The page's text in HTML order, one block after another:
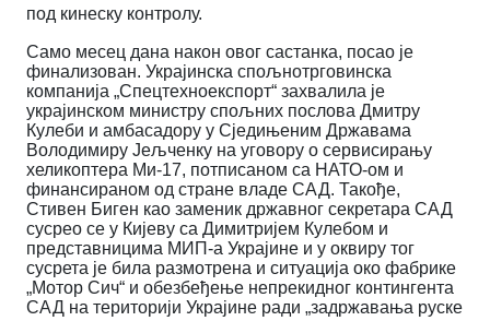
под кинеску контролу.
Само месец дана након овог састанка, посао је
финализован. Украјинска спољнотрговинска
компанија „Спецтехноекспорт“ захвалила је
украјинском министру спољних послова Дмитру
Кулеби и амбасадору у Сједињеним Државама
Володимиру Јељченку на уговору о сервисирању
хеликоптера Ми-17, потписаном са НАТО-ом и
финансираном од стране владе САД. Такође,
Стивен Биген као заменик државног секретара САД
сусрео се у Кијеву са Димитријем Кулебом и
представницима МИП-а Украјине и у оквиру тог
сусрета је била размотрена и ситуација око фабрике
„Мотор Сич“ и обезбеђење непрекидног контингента
САД на територији Украјине ради „задржавања руске